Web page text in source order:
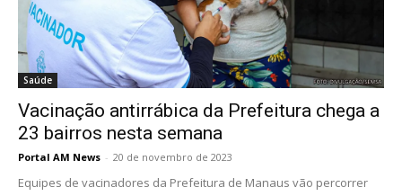
Saúde
Vacinação antirrábica da Prefeitura chega a
23 bairros nesta semana
Portal AM News - 20 de novembro de 2023
Equipes de vacinadores da Prefeitura de Manaus vão percorrer